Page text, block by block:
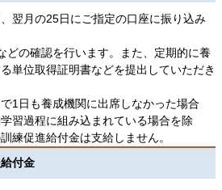
翌月の25日にご指定の口座に振り込み
どの確認を行います。また、定期的に養
単位取得証明書などを提出していただき
1日も養成機関に出席しなかった場合
学習過程に組み込まれている場合を除
練促進給付金は支給しません。
付金